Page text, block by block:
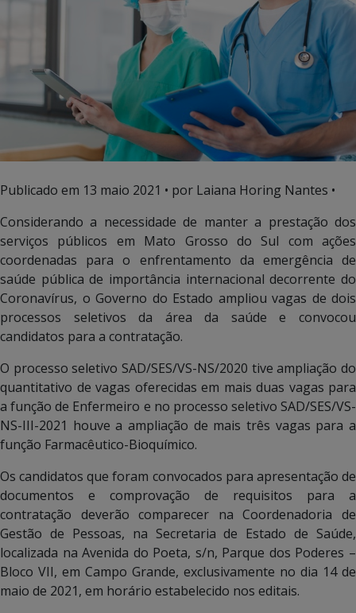
Publicado em 13 maio 2021 • por Laiana Horing Nantes •
Considerando a necessidade de manter a prestação dos
serviços públicos em Mato Grosso do Sul com ações
coordenadas para o enfrentamento da emergência de
saúde pública de importância internacional decorrente do
Coronavírus, o Governo do Estado ampliou vagas de dois
processos seletivos da área da saúde e convocou
candidatos para a contratação.
O processo seletivo SAD/SES/VS-NS/2020 tive ampliação do
quantitativo de vagas oferecidas em mais duas vagas para
a função de Enfermeiro e no processo seletivo SAD/SES/VS-
NS-III-2021 houve a ampliação de mais três vagas para a
função Farmacêutico-Bioquímico.
Os candidatos que foram convocados para apresentação de
documentos e comprovação de requisitos para a
contratação deverão comparecer na Coordenadoria de
Gestão de Pessoas, na Secretaria de Estado de Saúde,
localizada na Avenida do Poeta, s/n, Parque dos Poderes –
Bloco VII, em Campo Grande, exclusivamente no dia 14 de
maio de 2021, em horário estabelecido nos editais.